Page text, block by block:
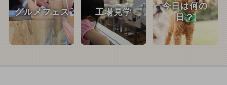
グルメフェス 工場見学
今日は何の
日？